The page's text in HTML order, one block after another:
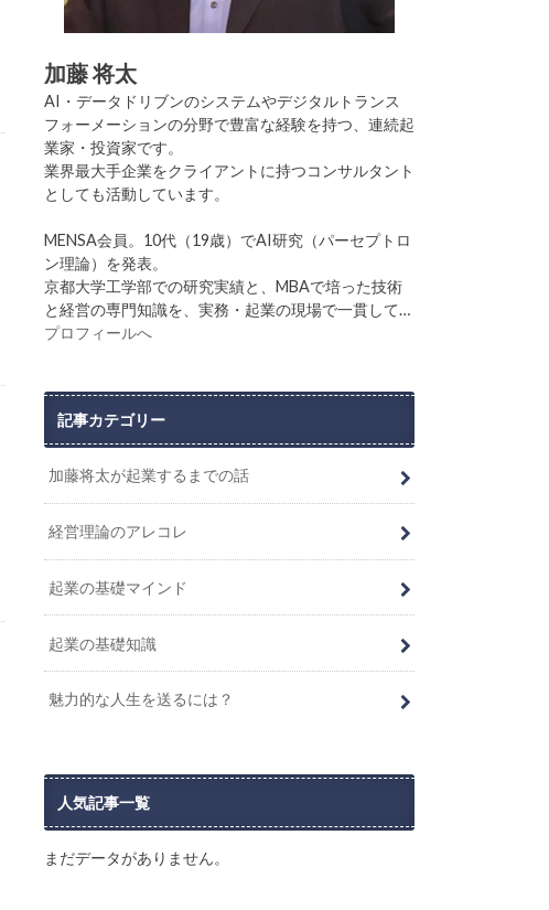
加藤 将太
AI・データドリブンのシステムやデジタルトランス
フォーメーションの分野で豊富な経験を持つ、連続起
業家・投資家です。
業界最大手企業をクライアントに持つコンサルタント
としても活動しています。
MENSA会員。10代（19歳）でAI研究（パーセプトロ
ン理論）を発表。
京都大学工学部での研究実績と、MBAで培った技術
と経営の専門知識を、実務・起業の現場で一貫して…
プロフィールへ
記事カテゴリー
加藤将太が起業するまでの話
経営理論のアレコレ
起業の基礎マインド
起業の基礎知識
魅力的な人生を送るには？
人気記事一覧
まだデータがありません。